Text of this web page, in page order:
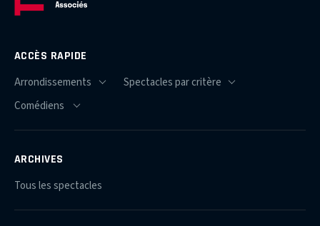
ACCÈS RAPIDE
ARCHIVES
Tous les spectacles